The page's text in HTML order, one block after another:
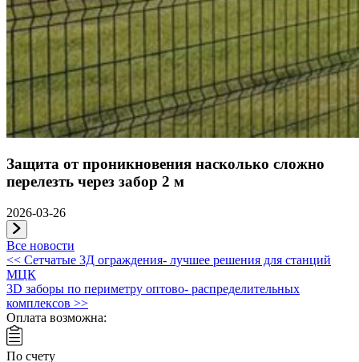
Защита от проникновения насколько сложно
перелезть через забор 2 м
2026-03-26
Все новости
Навигация
по
записям
<< Сетчатые 3Д ограждения- лучшее решения для станций
МЦК
3D заборы по периметру оптово- распределительных
комплексов >>
Оплата возможна:
По счету